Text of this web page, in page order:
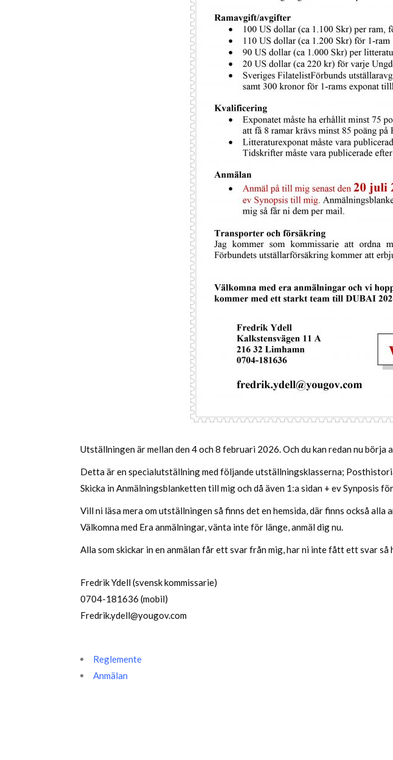
Utställningen är mellan den 4 och 8 februari 2026. Och du kan redan nu
Detta är en specialutställning med följande utställningsklasserna;
Skicka in Anmälningsblanketten till mig och då även 1:a sidan + ev Synposis
Vill ni läsa mera om utställningen så finns det en hemsida, där finns också
Välkomna med Era anmälningar, vänta inte för länge, anmäl dig nu.
Alla som skickar in en anmälan får ett svar från mig, har ni inte fått ett svar
Fredrik Ydell (svensk kommissarie)
0704-181636 (mobil)
Fredrik.ydell@yougov.com
Reglemente
Anmälan